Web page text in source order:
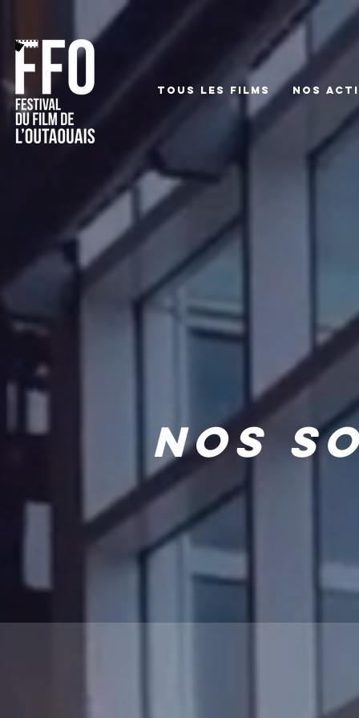
TOUS LES FILMS NOS
nos